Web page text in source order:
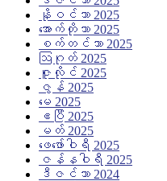
နိုဝင်ဘာ 2025
အောက်တိုဘာ 2025
စက်တင်ဘာ 2025
ဩဂုတ် 2025
ဇူလိုင် 2025
ဇွန် 2025
မေ 2025
ဧပြီ 2025
မတ် 2025
ဖေ‌ဖော်ဝါရီ 2025
ဇန်နဝါရီ 2025
ဒီဇင်ဘာ 2024